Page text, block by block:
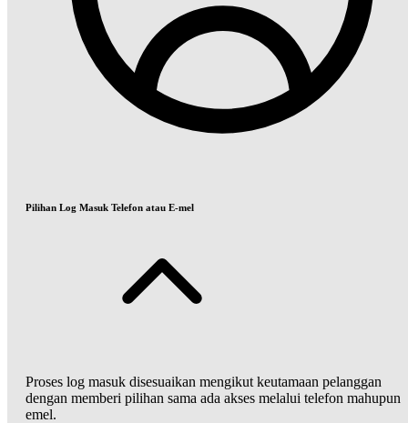
Pilihan Log Masuk Telefon atau E-mel
Proses log masuk disesuaikan mengikut keutamaan pelanggan
dengan memberi pilihan sama ada akses melalui telefon mahupun
emel.